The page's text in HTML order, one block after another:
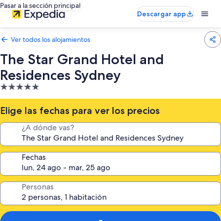
Pasar a la sección principal
Descargar app
Ver todos los alojamientos
The Star Grand Hotel and
Residences Sydney
Alojamiento
de
5.0 estrellas
Elige las fechas para ver los precios
¿A dónde vas?
Fechas
Personas